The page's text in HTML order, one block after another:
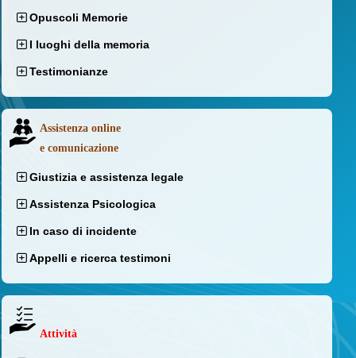
Opuscoli Memorie
I luoghi della memoria
Testimonianze
Assistenza online
e comunicazione
Giustizia e assistenza legale
Assistenza Psicologica
In caso di incidente
Appelli e ricerca testimoni
Attività